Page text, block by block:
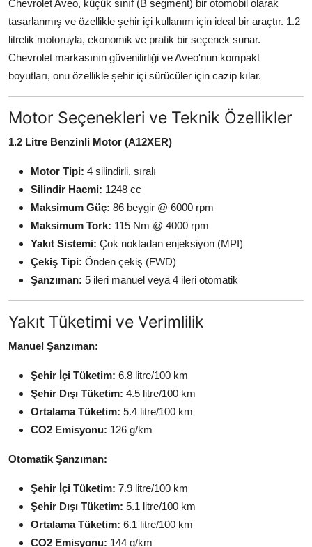
Chevrolet Aveo, küçük sınıf (B segment) bir otomobil olarak
tasarlanmış ve özellikle şehir içi kullanım için ideal bir araçtır. 1.2
litrelik motoruyla, ekonomik ve pratik bir seçenek sunar.
Chevrolet markasının güvenilirliği ve Aveo'nun kompakt
boyutları, onu özellikle şehir içi sürücüler için cazip kılar.
Motor Seçenekleri ve Teknik Özellikler
1.2 Litre Benzinli Motor (A12XER)
Motor Tipi: 4 silindirli, sıralı
Silindir Hacmi: 1248 cc
Maksimum Güç: 86 beygir @ 6000 rpm
Maksimum Tork: 115 Nm @ 4000 rpm
Yakıt Sistemi: Çok noktadan enjeksiyon (MPI)
Çekiş Tipi: Önden çekiş (FWD)
Şanzıman: 5 ileri manuel veya 4 ileri otomatik
Yakıt Tüketimi ve Verimlilik
Manuel Şanzıman:
Şehir İçi Tüketim: 6.8 litre/100 km
Şehir Dışı Tüketim: 4.5 litre/100 km
Ortalama Tüketim: 5.4 litre/100 km
CO2 Emisyonu: 126 g/km
Otomatik Şanzıman:
Şehir İçi Tüketim: 7.9 litre/100 km
Şehir Dışı Tüketim: 5.1 litre/100 km
Ortalama Tüketim: 6.1 litre/100 km
CO2 Emisyonu: 144 g/km